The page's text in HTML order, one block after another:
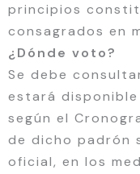
principios
consagrados en
¿Dónde voto?
Se debe
estará disponible
según el
de dicho padrón
oficial, en los